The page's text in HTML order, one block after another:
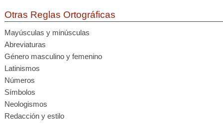
Otras Reglas Ortográficas
Mayúsculas y minúsculas
Abreviaturas
Género masculino y femenino
Latinismos
Números
Símbolos
Neologismos
Redacción y estilo